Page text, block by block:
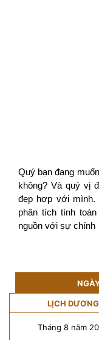
Quý bạn đang
không? Và quý vị
đẹp hợp với mình.
phân tích tính
nguồn với sự chính
LỊCH DƯƠNG
Tháng 8 năm